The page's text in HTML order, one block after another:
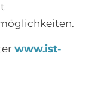
www.ist-